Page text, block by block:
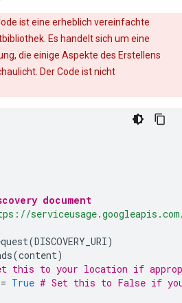
ist eine erheblich vereinfachte
Es handelt sich um eine
die einige Aspekte des Erstellens
Der Code ist nicht
document
(DISCOVERY_URI)
(content)
this to your location if
= True # Set this to False if